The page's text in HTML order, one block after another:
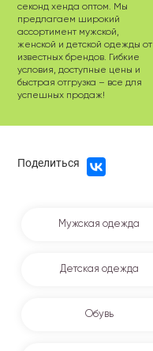
секонд хенда оптом. Мы
предлагаем широкий
ассортимент мужской,
женской и детской одежды от
известных брендов. Гибкие
условия, доступные цены и
быстрая отгрузка – все для
успешных продаж!
Поделиться
Мужская одежда
Детская одежда
Обувь